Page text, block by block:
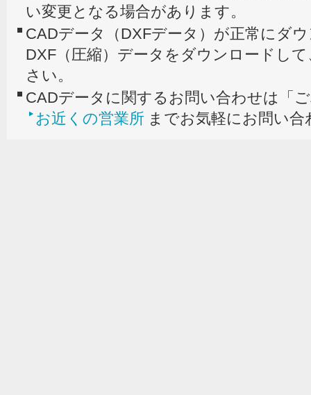
い変更となる場合があります。
CADデータ（DXFデータ）が正常にダ
DXF（圧縮）データをダウンロードし
さい。
CADデータに関するお問い合わせは「
お近くの営業所 までお気軽にお問い